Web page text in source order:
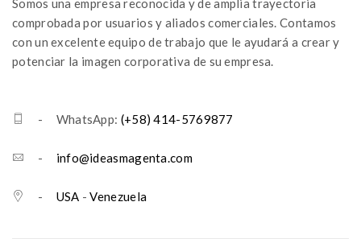
comprobada por usuarios y aliados comerciales. Contamos
con un excelente equipo de trabajo que le ayudará a crear y
potenciar la imagen corporativa de su empresa.
- WhatsApp: (+58) 414-5769877
- info@ideasmagenta.com
- USA -Venezuela